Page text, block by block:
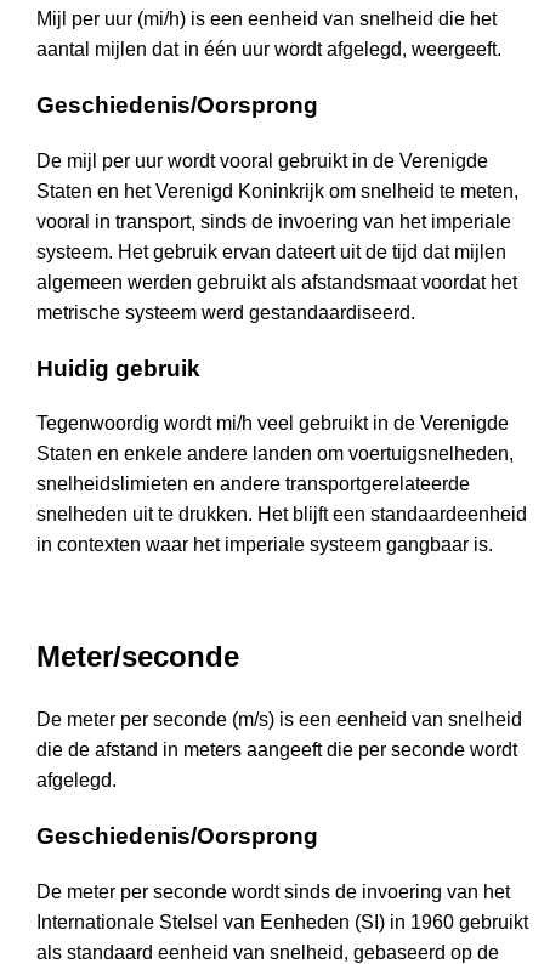
Mijl per uur (mi/h) is een eenheid van snelheid die het
aantal mijlen dat in één uur wordt afgelegd, weergeeft.
Geschiedenis/Oorsprong
De mijl per uur wordt vooral gebruikt in de Verenigde
Staten en het Verenigd Koninkrijk om snelheid te meten,
vooral in transport, sinds de invoering van het imperiale
systeem. Het gebruik ervan dateert uit de tijd dat mijlen
algemeen werden gebruikt als afstandsmaat voordat het
metrische systeem werd gestandaardiseerd.
Huidig gebruik
Tegenwoordig wordt mi/h veel gebruikt in de Verenigde
Staten en enkele andere landen om voertuigsnelheden,
snelheidslimieten en andere transportgerelateerde
snelheden uit te drukken. Het blijft een standaardeenheid
in contexten waar het imperiale systeem gangbaar is.
Meter/seconde
De meter per seconde (m/s) is een eenheid van snelheid
die de afstand in meters aangeeft die per seconde wordt
afgelegd.
Geschiedenis/Oorsprong
De meter per seconde wordt sinds de invoering van het
Internationale Stelsel van Eenheden (SI) in 1960 gebruikt
als standaard eenheid van snelheid, gebaseerd op de